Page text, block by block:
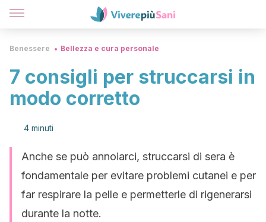
Benessere Bellezza e cura personale
7 consigli per struccarsi in
modo corretto
4 minuti
Anche se può annoiarci, struccarsi di sera è
fondamentale per evitare problemi cutanei e per
far respirare la pelle e permetterle di rigenerarsi
durante la notte.